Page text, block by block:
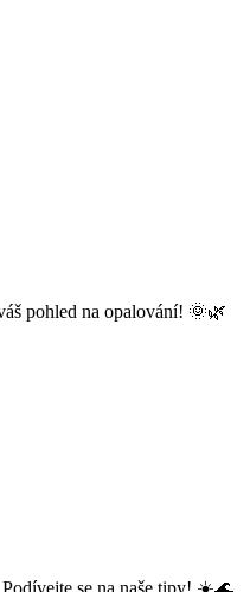
pohled na opalování! 🌞🌿
Podívejte se na naše tipy! ☀️🌊